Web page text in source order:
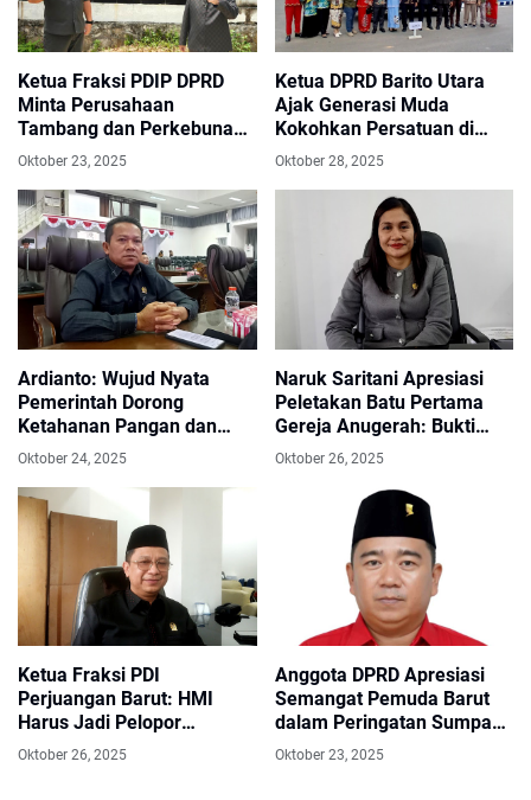
Ketua Fraksi PDIP DPRD
Minta Perusahaan
Tambang dan Perkebunan
Sinkronkan Program CSR
Oktober 23, 2025
Ketua DPRD Barito Utara
Ajak Generasi Muda
Kokohkan Persatuan di
Momen Sumpah Pemuda
Oktober 28, 2025
Ardianto: Wujud Nyata
Pemerintah Dorong
Ketahanan Pangan dan
Ekonomi Lokal
Oktober 24, 2025
Naruk Saritani Apresiasi
Peletakan Batu Pertama
Gereja Anugerah: Bukti
Nyata Toleransi dan
Persaudaraan di Barut
Oktober 26, 2025
Ketua Fraksi PDI
Perjuangan Barut: HMI
Harus Jadi Pelopor
Gerakan Intelektual dan
Sosial di Daerah
Oktober 26, 2025
Anggota DPRD Apresiasi
Semangat Pemuda Barut
dalam Peringatan Sumpah
Pemuda dan IBAB di
Sukamara
Oktober 23, 2025